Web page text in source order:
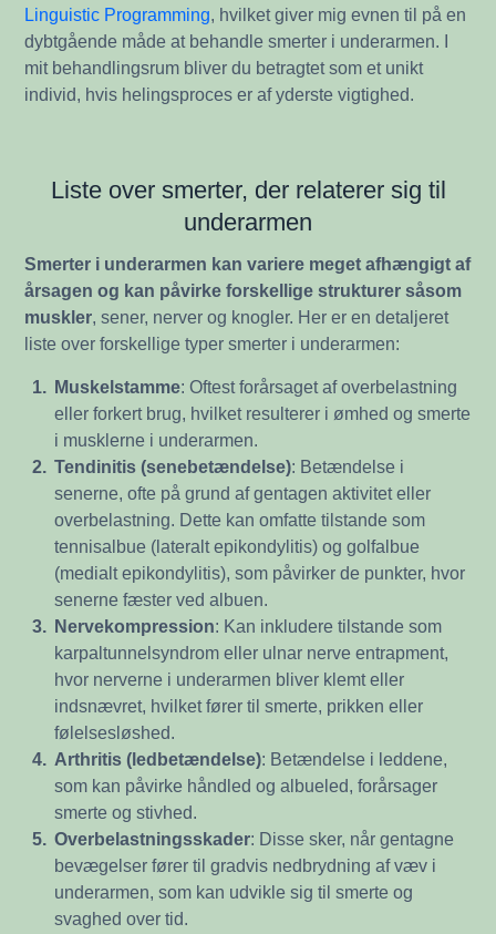
Linguistic Programming, hvilket giver mig evnen til på en
dybtgående måde at behandle smerter i underarmen. I
mit behandlingsrum bliver du betragtet som et unikt
individ, hvis helingsproces er af yderste vigtighed.
Liste over smerter, der relaterer sig til
underarmen
Smerter i underarmen kan variere meget afhængigt af
årsagen og kan påvirke forskellige strukturer såsom
muskler, sener, nerver og knogler. Her er en detaljeret
liste over forskellige typer smerter i underarmen:
1. Muskelstamme: Oftest forårsaget af overbelastning
eller forkert brug, hvilket resulterer i ømhed og smerte
i musklerne i underarmen.
2. Tendinitis (senebetændelse): Betændelse i
senerne, ofte på grund af gentagen aktivitet eller
overbelastning. Dette kan omfatte tilstande som
tennisalbue (lateralt epikondylitis) og golfalbue
(medialt epikondylitis), som påvirker de punkter, hvor
senerne fæster ved albuen.
3. Nervekompression: Kan inkludere tilstande som
karpaltunnelsyndrom eller ulnar nerve entrapment,
hvor nerverne i underarmen bliver klemt eller
indsnævret, hvilket fører til smerte, prikken eller
følelsesløshed.
4. Arthritis (ledbetændelse): Betændelse i leddene,
som kan påvirke håndled og albueled, forårsager
smerte og stivhed.
5. Overbelastningsskader: Disse sker, når gentagne
bevægelser fører til gradvis nedbrydning af væv i
underarmen, som kan udvikle sig til smerte og
svaghed over tid.